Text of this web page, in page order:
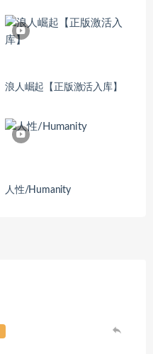
浪人崛起【正版激活入库】
人性/Humanity